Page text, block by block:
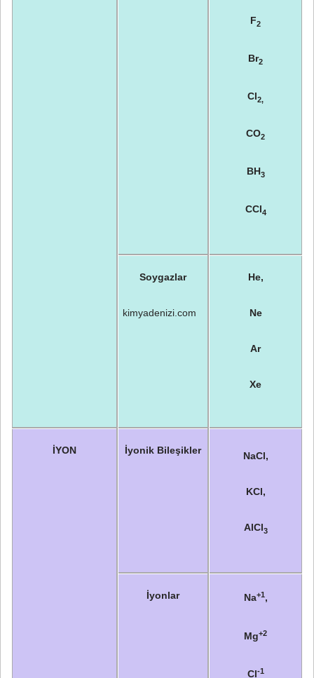
F2
Br2
Cl2,
CO2
BH3
CCl4
Soygazlar
kimyadenizi.com
He,
Ne
Ar
Xe
İYON İyonik Bileşikler
NaCl,
KCl,
AlCl 3
İyonlar Na+1,
Mg+2
Cl -1